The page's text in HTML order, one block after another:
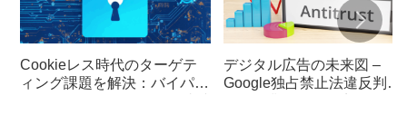
Cookieレス時代のターゲテ
ィング課題を解決：バイパス
デジタル広告の未来図 –
Google独占禁止法違反判決